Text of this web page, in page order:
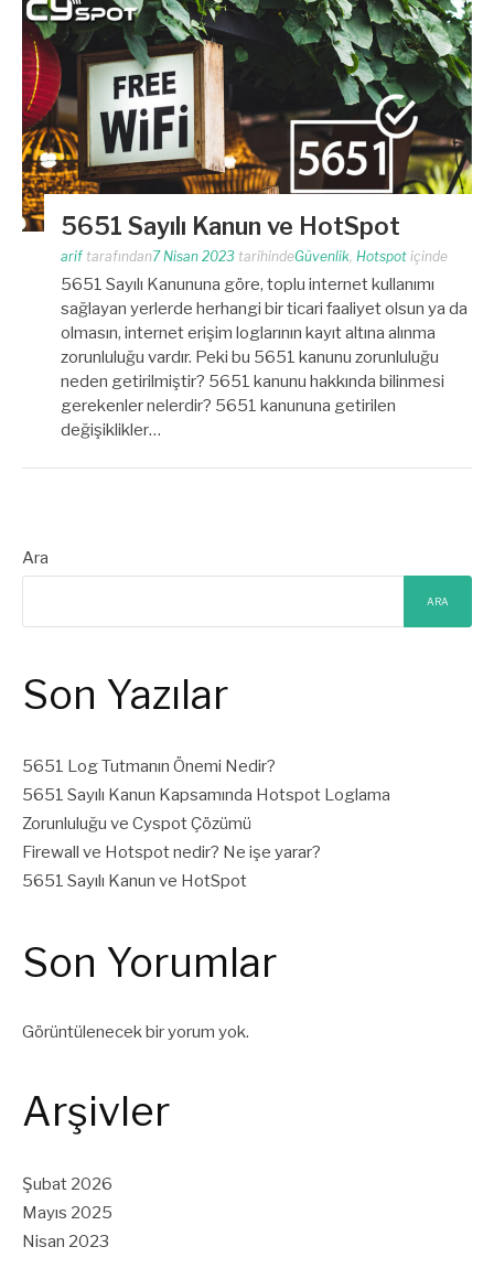
5651 Sayılı Kanun ve HotSpot
arif tarafından7 Nisan 2023 tarihindeGüvenlik, Hotspot içinde
5651 Sayılı Kanununa göre, toplu internet kullanımı
sağlayan yerlerde herhangi bir ticari faaliyet olsun ya da
olmasın, internet erişim loglarının kayıt altına alınma
zorunluluğu vardır. Peki bu 5651 kanunu zorunluluğu
neden getirilmiştir? 5651 kanunu hakkında bilinmesi
gerekenler nelerdir? 5651 kanununa getirilen
değişiklikler…
Ara
ARA
Son Yazılar
5651 Log Tutmanın Önemi Nedir?
5651 Sayılı Kanun Kapsamında Hotspot Loglama
Zorunluluğu ve Cyspot Çözümü
Firewall ve Hotspot nedir? Ne işe yarar?
5651 Sayılı Kanun ve HotSpot
Son Yorumlar
Görüntülenecek bir yorum yok.
Arşivler
Şubat 2026
Mayıs 2025
Nisan 2023